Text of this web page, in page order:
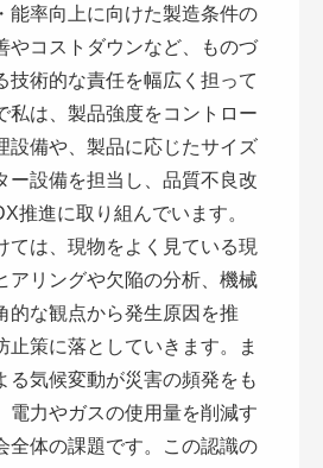
能率向上に向けた製造条件の
やコストダウンなど、ものづ
技術的な責任を幅広く担って
私は、製品強度をコントロー
設備や、製品に応じたサイズ
ー設備を担当し、品質不良改
推進に取り組んでいます。
ては、現物をよく見ている現
アリングや欠陥の分析、機械
的な観点から発生原因を推
止策に落としていきます。ま
る気候変動が災害の頻発をも
電力やガスの使用量を削減す
全体の課題です。この認識の